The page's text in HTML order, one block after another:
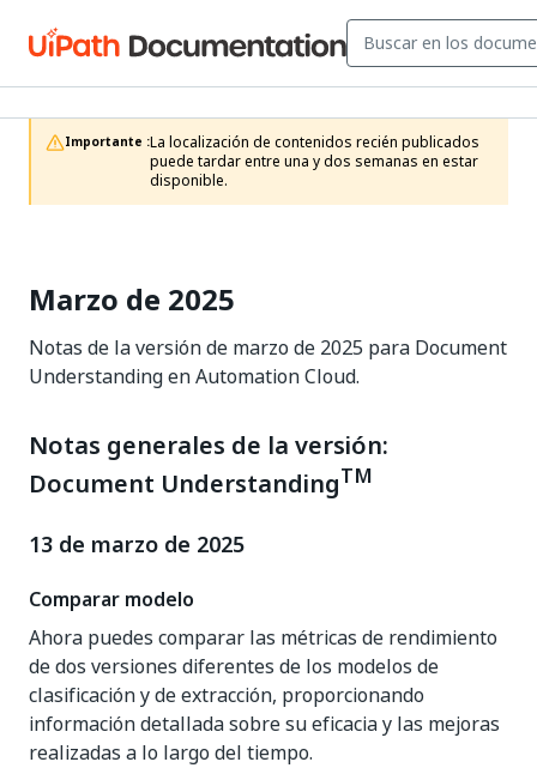
Importante :La localización de contenidos recién publicados
puede tardar entre una y dos semanas en estar
disponible.
Marzo de 2025
Notas de la versión de marzo de 2025 para Document
Understanding en Automation Cloud.
Notas generales de la versión:
Document UnderstandingTM
13 de marzo de 2025
Comparar modelo
Ahora puedes comparar las métricas de rendimiento
de dos versiones diferentes de los modelos de
clasificación y de extracción, proporcionando
información detallada sobre su eficacia y las mejoras
realizadas a lo largo del tiempo.